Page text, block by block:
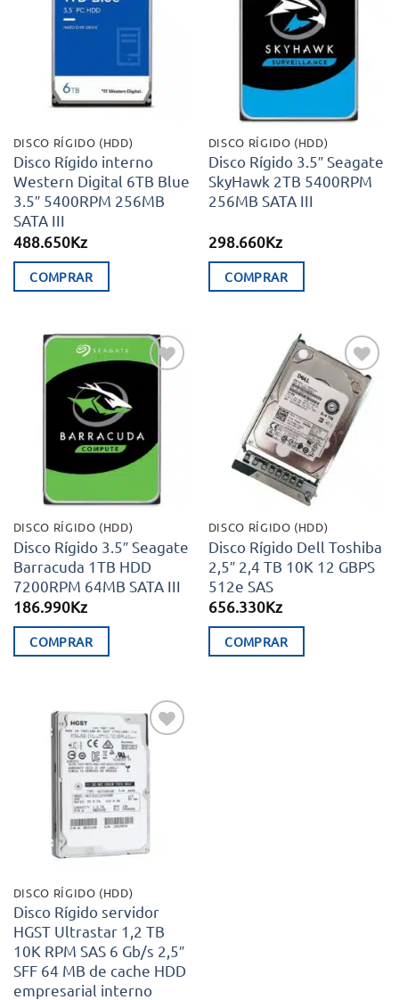
desejos
DISCO RÍGIDO (HDD)
Disco Rígido interno
Western Digital 6TB Blue
3.5″ 5400RPM 256MB
SATA III
488.650Kz
COMPRAR
aos meus
DISCO RÍGIDO (HDD)
Disco Rígido 3.5″ Seagate
SkyHawk 2TB 5400RPM
256MB SATA III
298.660Kz
COMPRAR
Adicionar
aos meus
DISCO RÍGIDO (HDD)
Disco Rígido 3.5″ Seagate
Barracuda 1TB HDD
7200RPM 64MB SATA III
186.990Kz
COMPRAR
Adicionar
aos meus
desejos
DISCO RÍGIDO (HDD)
Disco Rígido Dell Toshiba
2,5″ 2,4 TB 10K 12 GBPS
512e SAS
656.330Kz
COMPRAR
Adicionar
aos meus
desejos
DISCO RÍGIDO (HDD)
Disco Rígido servidor
HGST Ultrastar 1,2 TB
10K RPM SAS 6 Gb/s 2,5″
SFF 64 MB de cache HDD
empresarial interno